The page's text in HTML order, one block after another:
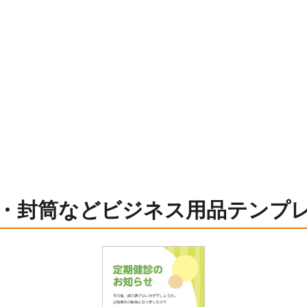
封筒などビジネス用品テンプ